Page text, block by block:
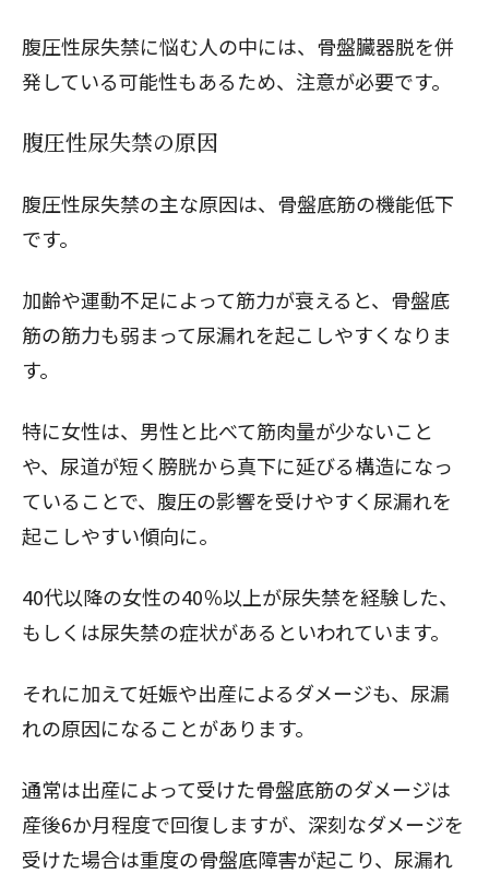
腹圧性尿失禁に悩む人の中には、骨盤臓器脱を併
発している可能性もあるため、注意が必要です。
腹圧性尿失禁の原因
腹圧性尿失禁の主な原因は、骨盤底筋の機能低下
です。
加齢や運動不足によって筋力が衰えると、骨盤底
筋の筋力も弱まって尿漏れを起こしやすくなりま
す。
特に女性は、男性と比べて筋肉量が少ないこと
や、尿道が短く膀胱から真下に延びる構造になっ
ていることで、腹圧の影響を受けやすく尿漏れを
起こしやすい傾向に。
40代以降の女性の40％以上が尿失禁を経験した、
もしくは尿失禁の症状があるといわれています。
それに加えて妊娠や出産によるダメージも、尿漏
れの原因になることがあります。
通常は出産によって受けた骨盤底筋のダメージは
産後6か月程度で回復しますが、深刻なダメージを
受けた場合は重度の骨盤底障害が起こり、尿漏れ